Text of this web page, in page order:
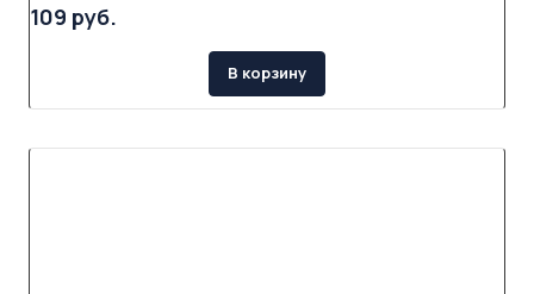
109 руб.
В корзину